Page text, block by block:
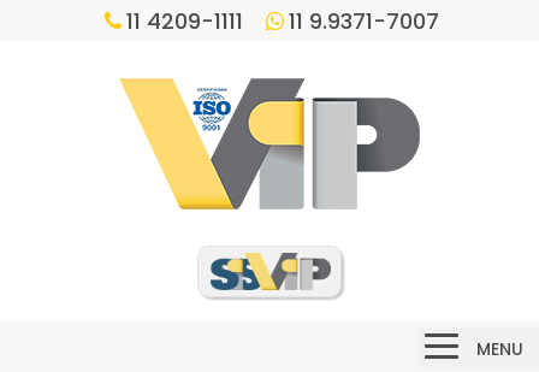
11 4209-1111 11 9.9371-7007
MENU